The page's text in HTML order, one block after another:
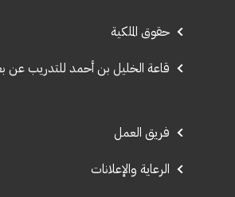
حقوق الملكية
قاعة الخليل بن أحمد للتدريب عن
فريق العمل
الرعاية والإعلانات